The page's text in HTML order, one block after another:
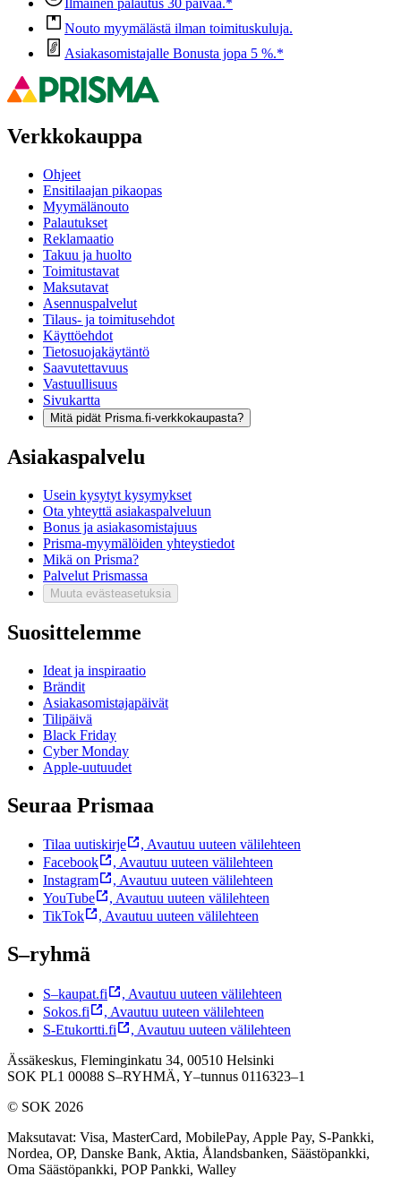
Ilmainen palautus 30 päivää.*
Nouto myymälästä ilman toimituskuluja.
Asiakasomistajalle Bonusta jopa 5 %.*
Verkkokauppa
Ohjeet
Ensitilaajan pikaopas
Myymälänouto
Palautukset
Reklamaatio
Takuu ja huolto
Toimitustavat
Maksutavat
Asennuspalvelut
Tilaus- ja toimitusehdot
Käyttöehdot
Tietosuojakäytäntö
Saavutettavuus
Vastuullisuus
Sivukartta
Mitä pidät Prisma.fi-verkkokaupasta?
Asiakaspalvelu
Usein kysytyt kysymykset
Ota yhteyttä asiakaspalveluun
Bonus ja asiakasomistajuus
Prisma-myymälöiden yhteystiedot
Mikä on Prisma?
Palvelut Prismassa
Muuta evästeasetuksia
Suosittelemme
Ideat ja inspiraatio
Brändit
Asiakasomistajapäivät
Tilipäivä
Black Friday
Cyber Monday
Apple-uutuudet
Seuraa Prismaa
Tilaa uutiskirje , Avautuu uuteen välilehteen
Facebook
, Avautuu uuteen välilehteen
Instagram
, Avautuu uuteen välilehteen
YouTube
, Avautuu uuteen välilehteen
TikTok
, Avautuu uuteen välilehteen
S–ryhmä
S–kaupat.fi , Avautuu uuteen välilehteen
Sokos.fi
, Avautuu uuteen välilehteen
S-Etukortti.fi
, Avautuu uuteen välilehteen
Ässäkeskus, Fleminginkatu 34, 00510 Helsinki
SOK PL1 00088 S–RYHMÄ, Y–tunnus 0116323–1
© SOK 2026
Maksutavat: Visa, MasterCard, MobilePay, Apple Pay, S-Pankki,
Nordea, OP, Danske Bank, Aktia, Ålandsbanken, Säästöpankki,
Oma Säästöpankki, POP Pankki, Walley